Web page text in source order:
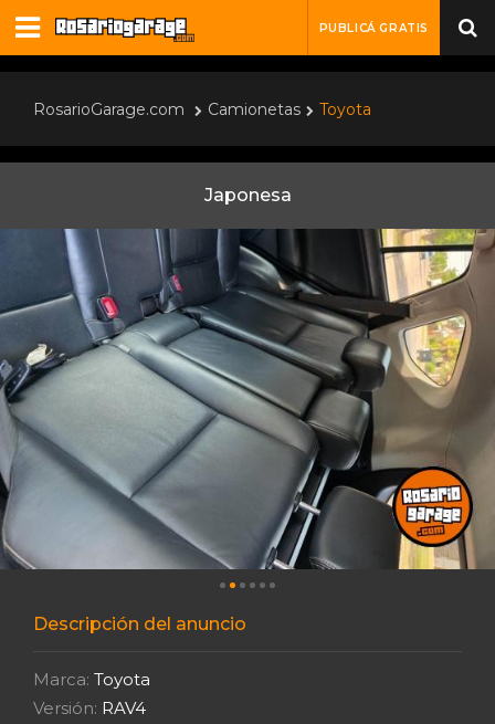
PUBLICÁ GRATIS
RosarioGarage.com Camionetas Toyota
Japonesa
Descripción del anuncio
Marca: Toyota
Versión: RAV4